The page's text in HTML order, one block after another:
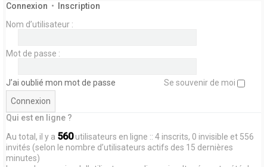
Connexion •
Inscription
Nom d’utilisateur :
Mot de passe :
J’ai oublié mon mot de passe Se souvenir de moi
Qui est en ligne ?
Au total, il y a 560utilisateurs en ligne :: 4 inscrits, 0 invisible et 556
invités (selon le nombre d’utilisateurs actifs des 15 dernières
minutes)